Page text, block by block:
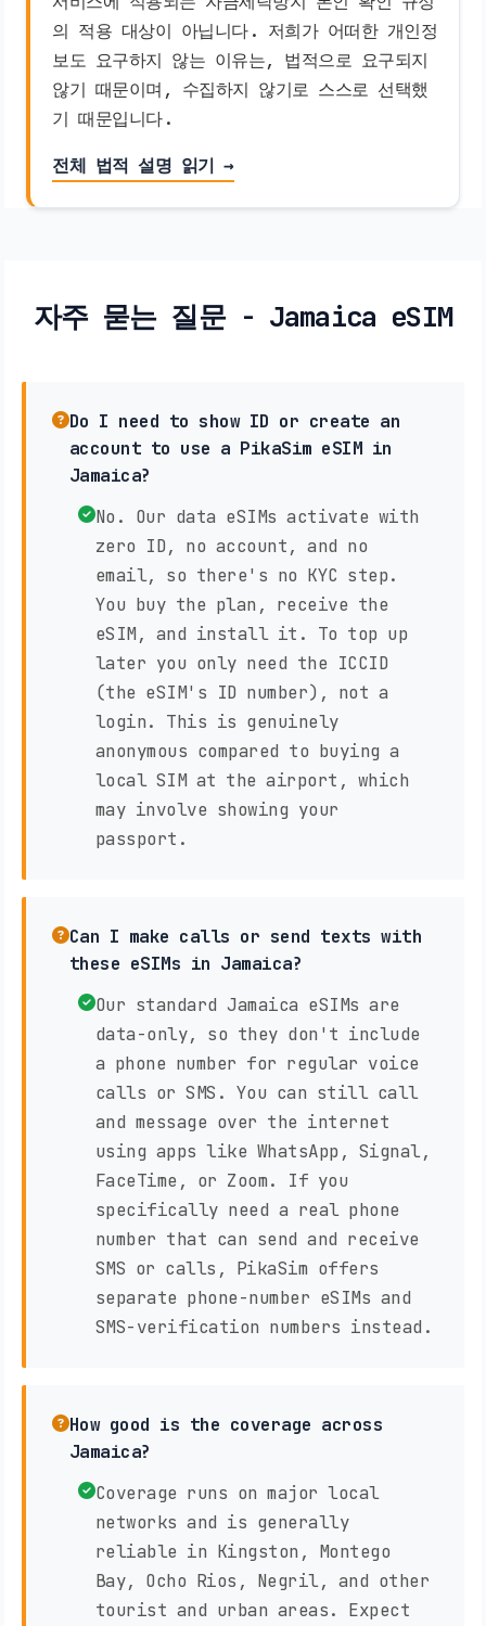
의 적용 대상이 아닙니다. 저희가 어떠한 개인정
보도 요구하지 않는 이유는, 법적으로 요구되지
않기 때문이며, 수집하지 않기로 스스로 선택했
기 때문입니다.
전체 법적 설명 읽기 →
자주 묻는 질문 - Jamaica eSIM
Do I need to show ID or create an
account to use a PikaSim eSIM in
Jamaica?
No. Our data eSIMs activate with
zero ID, no account, and no
email, so there's no KYC step.
You buy the plan, receive the
eSIM, and install it. To top up
later you only need the ICCID
(the eSIM's ID number), not a
login. This is genuinely
anonymous compared to buying a
local SIM at the airport, which
may involve showing your
passport.
Can I make calls or send texts with
these eSIMs in Jamaica?
Our standard Jamaica eSIMs are
data-only, so they don't include
a phone number for regular voice
calls or SMS. You can still call
and message over the internet
using apps like WhatsApp, Signal,
FaceTime, or Zoom. If you
specifically need a real phone
number that can send and receive
SMS or calls, PikaSim offers
separate phone-number eSIMs and
SMS-verification numbers instead.
How good is the coverage across
Jamaica?
Coverage runs on major local
networks and is generally
reliable in Kingston, Montego
Bay, Ocho Rios, Negril, and other
tourist and urban areas. Expect